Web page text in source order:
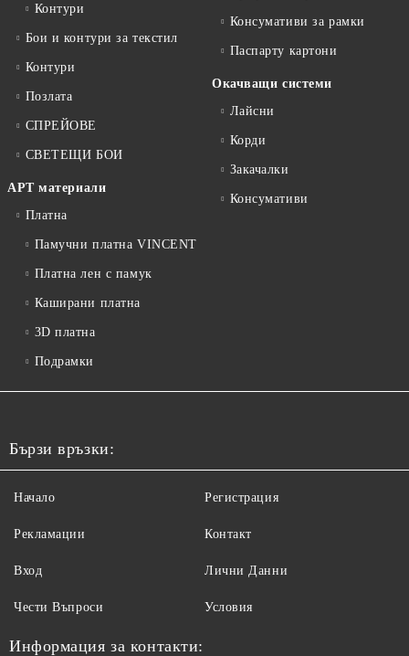
Контури
Бои и контури за текстил
Контури
Позлата
СПРЕЙОВЕ
СВЕТЕЩИ БОИ
АРТ материали
Платна
Памучни платна VINCENT
Платна лен с памук
Каширани платна
3D платна
Подрамки
Консумативи за рамки
Паспарту картони
Окачващи системи
Лайсни
Корди
Закачалки
Консумативи
Бързи връзки:
Начало
Рекламации
Вход
Чести Въпроси
Регистрация
Контакт
Лични Данни
Условия
Информация за контакти: